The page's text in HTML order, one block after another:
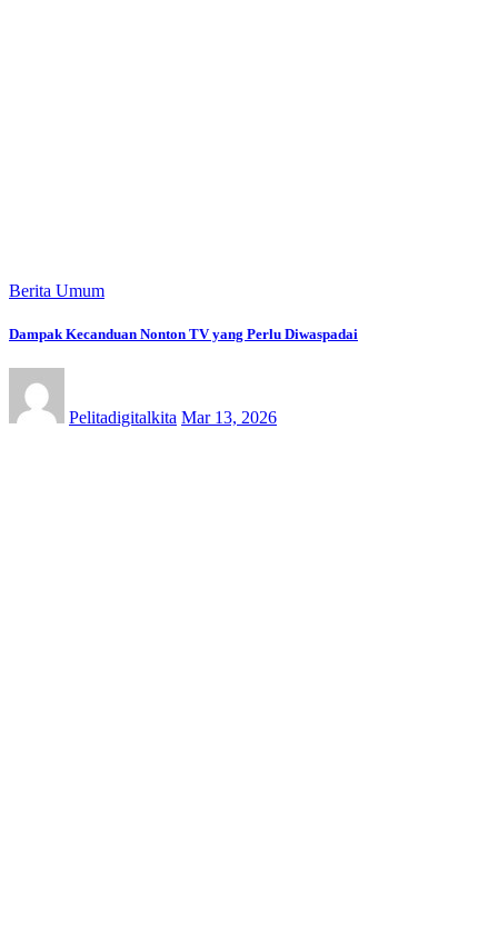
Berita Umum
Dampak Kecanduan Nonton TV yang Perlu Diwaspadai
Pelitadigitalkita Mar 13, 2026